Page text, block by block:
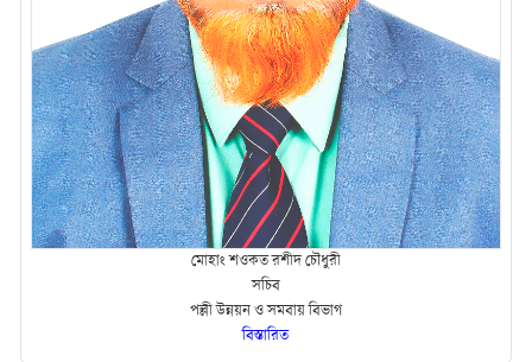
মোহাং শওকত রশীদ চৌধুরী
সচিব
পল্লী উন্নয়ন ও সমবায় বিভাগ
বিস্তারিত